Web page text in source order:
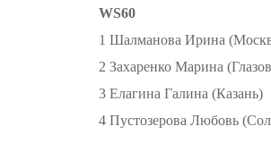
WS60
1 Шалманова Ирина
2 Захаренко Марина
3 Елагина Галина (Казань)
4 Пустозерова Любовь